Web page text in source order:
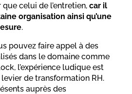
celui de l’entretien, car il
organisation ainsi qu’une
.
pouvez faire appel à des
dans le domaine comme
l’expérience ludique est
de transformation RH.
auprès des